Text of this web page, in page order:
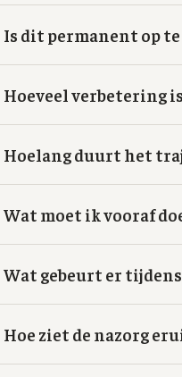
Is dit permanent op te
Hoeveel verbetering
Hoelang duurt het
Wat moet ik vooraf
Wat gebeurt er
Hoe ziet de nazorg